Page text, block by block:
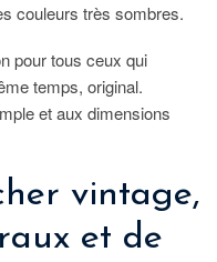
couleurs très sombres.
pour tous ceux qui
temps, original.
et aux dimensions
vintage,
et de